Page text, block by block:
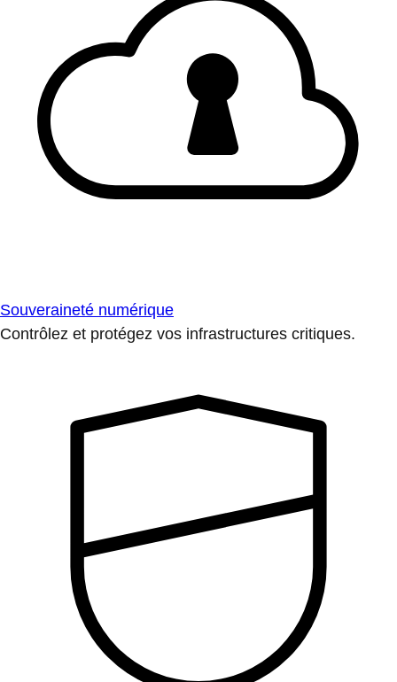
Souveraineté numérique
Contrôlez et protégez vos infrastructures critiques.